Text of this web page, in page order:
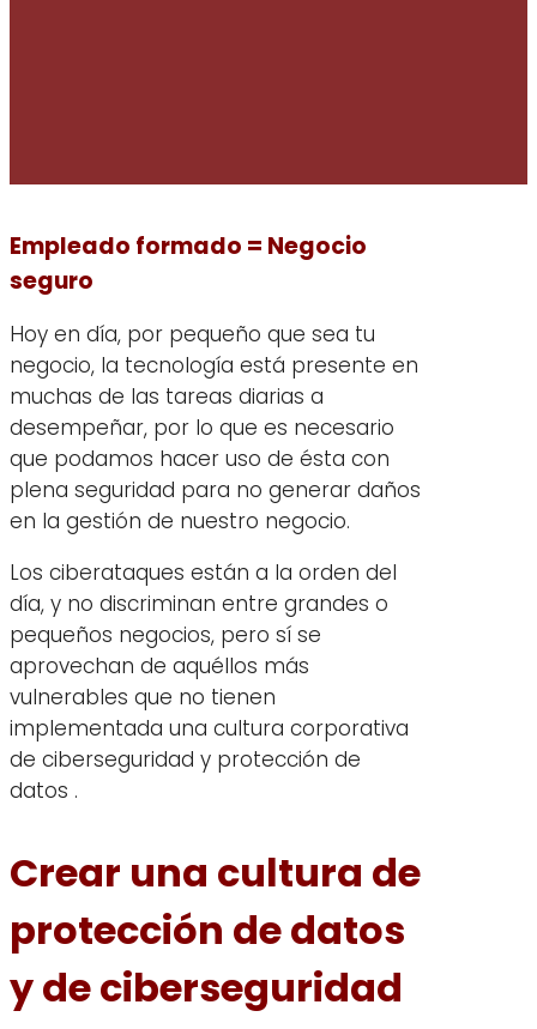
Empleado formado = Negocio
seguro
Hoy en día, por pequeño que sea tu
negocio, la tecnología está presente en
muchas de las tareas diarias a
desempeñar, por lo que es necesario
que podamos hacer uso de ésta con
plena seguridad para no generar daños
en la gestión de nuestro negocio.
Los ciberataques están a la orden del
día, y no discriminan entre grandes o
pequeños negocios, pero sí se
aprovechan de aquéllos más
vulnerables que no tienen
implementada una cultura corporativa
de ciberseguridad y protección de
datos .
Crear una cultura de
protección de datos
y de ciberseguridad